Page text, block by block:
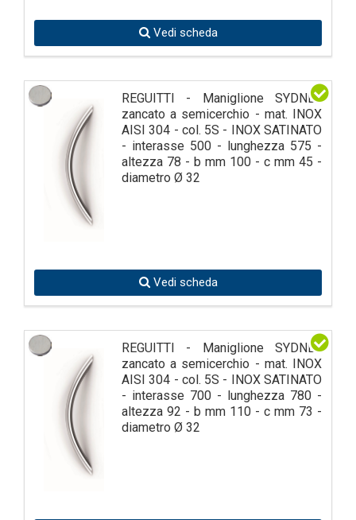
Vedi scheda
REGUITTI - Maniglione SYDNEY
zancato a semicerchio - mat. INOX
AISI 304 - col. 5S - INOX SATINATO
- interasse 500 - lunghezza 575 -
altezza 78 - b mm 100 - c mm 45 -
diametro Ø 32
Vedi scheda
REGUITTI - Maniglione SYDNEY
zancato a semicerchio - mat. INOX
AISI 304 - col. 5S - INOX SATINATO
- interasse 700 - lunghezza 780 -
altezza 92 - b mm 110 - c mm 73 -
diametro Ø 32